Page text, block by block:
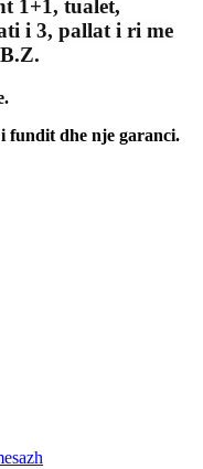
1+1, tualet,
i 3, pallat i ri me
fundit dhe nje garanci.